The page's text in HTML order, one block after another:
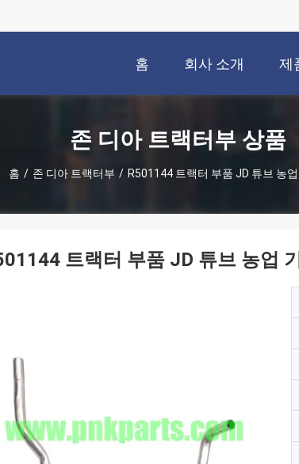
홈 회사 소개 제
존 디아 트랙터부 상품
홈 / 존 디아 트랙터부 / R501144 트랙터 부품 JD 튜브 농
트랙터 부품 JD 튜브 농업